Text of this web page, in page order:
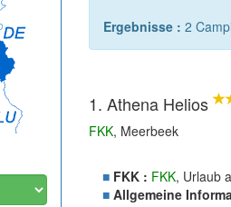
Ergebnisse : 2
1. Athena Helios
FKK, Meerbeek
■ FKK : FKK, Urlaub
■ Allgemeine